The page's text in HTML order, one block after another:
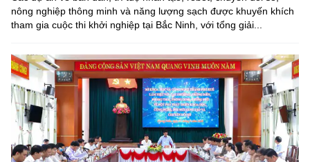
nông nghiệp thông minh và năng lượng sạch được khuyến khích
tham gia cuộc thi khởi nghiệp tại Bắc Ninh, với tổng giải...